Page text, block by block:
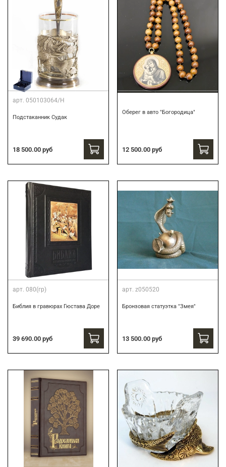
арт. 050103064/Н
Подстаканник Судак
18 500.00 руб
Оберег в авто "Богородица"
12 500.00 руб
арт. 080(гр)
Библия в гравюрах Гюстава Доре
39 690.00 руб
арт. z050520
Бронзовая статуэтка "Змея"
13 500.00 руб